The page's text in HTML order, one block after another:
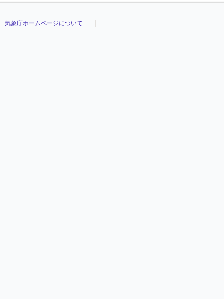
30
1.5 1.5 1.0 16.1 20.6 11.2
30
1.5 1.5 1.0 16.1 20.6 11.2
30
1.5 1.5 1.0 16.1 20.6 11.2
30
1.5 1.5 1.0 16.1 20.6 11.2
気象庁ホームページについて